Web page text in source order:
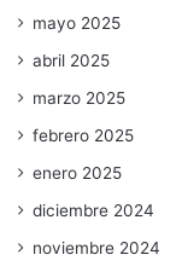
mayo 2025
abril 2025
marzo 2025
febrero 2025
enero 2025
diciembre 2024
noviembre 2024